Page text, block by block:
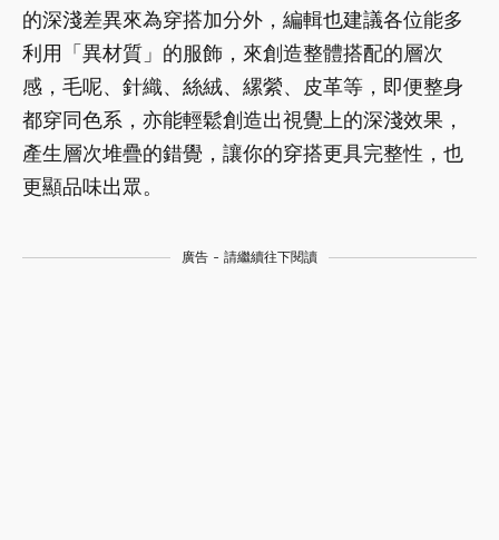
的深淺差異來為穿搭加分外，編輯也建議各位能多
利用「異材質」的服飾，來創造整體搭配的層次
感，毛呢、針織、絲絨、縲縈、皮革等，即便整身
都穿同色系，亦能輕鬆創造出視覺上的深淺效果，
產生層次堆疊的錯覺，讓你的穿搭更具完整性，也
更顯品味出眾。
廣告 - 請繼續往下閱讀